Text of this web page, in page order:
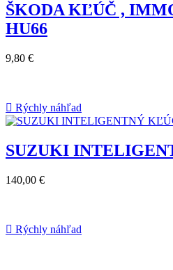
ŠKODA KĽÚČ ,
HU66
9,80 €
 Rýchly náhľad
SUZUKI
140,00 €
 Rýchly náhľad